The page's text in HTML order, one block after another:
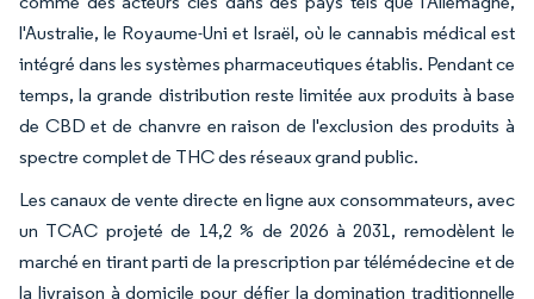
l'Australie, le Royaume-Uni et Israël, où le cannabis médical est
intégré dans les systèmes pharmaceutiques établis. Pendant ce
temps, la grande distribution reste limitée aux produits à base
de CBD et de chanvre en raison de l'exclusion des produits à
spectre complet de THC des réseaux grand public.
Les canaux de vente directe en ligne aux consommateurs, avec
un TCAC projeté de 14,2 % de 2026 à 2031, remodèlent le
marché en tirant parti de la prescription par télémédecine et de
la livraison à domicile pour défier la domination traditionnelle